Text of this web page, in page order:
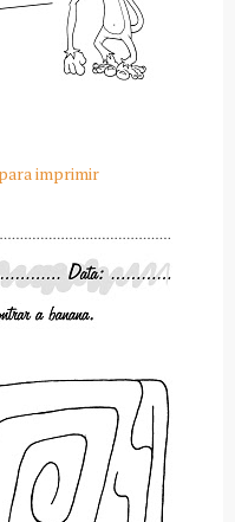
imprimir